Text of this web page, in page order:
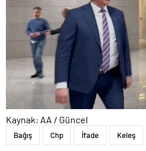
Kaynak: AA / Güncel
Bağış Chp İfade Keleş